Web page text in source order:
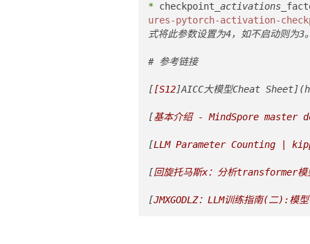
* checkpoint _activations_
ures-pytorch-activation-
式将此参数设置为4，如不启动则为3
# 参考链接
[[S12]AICC大模型Cheat
[基本介绍 - MindSpore master
[LLM Parameter Counting |
[回旋托马斯x：分析transformer模
[JMXGODLZ：LLM训练指南(二):模